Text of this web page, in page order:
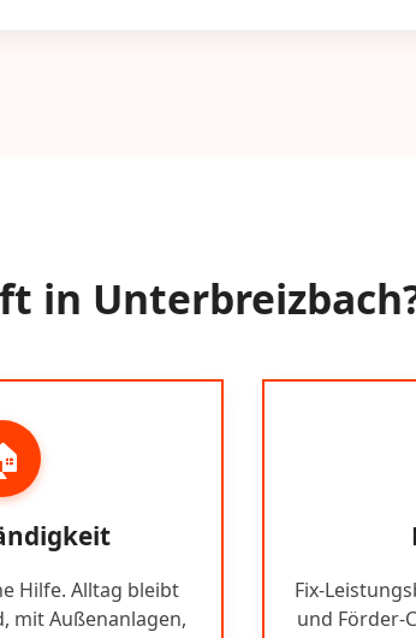
in
Hilfe. Alltag bleibt
mit Außenanlagen,
Fix-
und Förder-